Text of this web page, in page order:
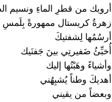
أرويك من قطرِ الماءِ ونسيم
زهرةُ كريستال ممهورةً بِلَمسِ
أرسُمُها لِشفتيكَ
أُخبِّئُ ضَفيرتِي بينَ جَفنَيك
وأشياءً وهَبْتُها إليك
أهديكَ وطناً يُشبِهُني
وبعضاً من يقيني